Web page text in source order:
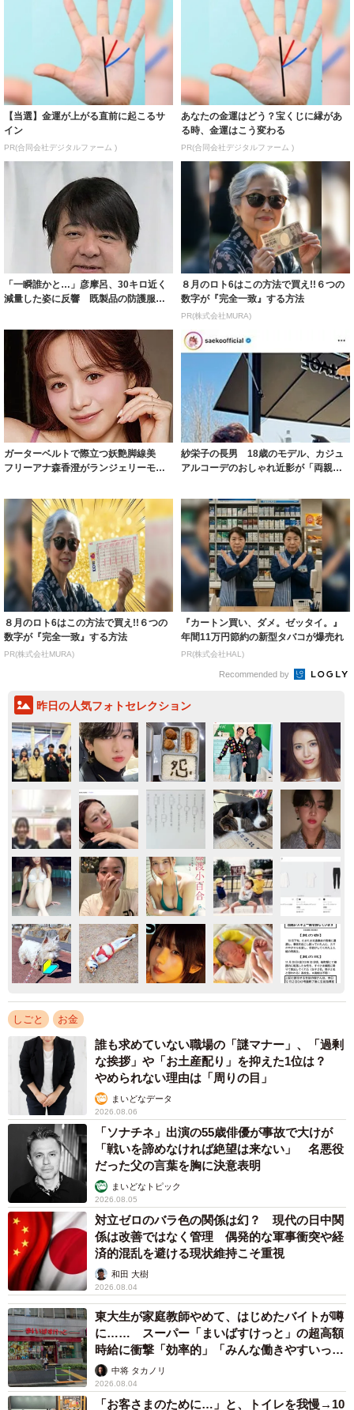
【当選】金運が上がる直前に起こるサ
イン
PR(合同会社デジタルファーム )
あなたの金運はどう？宝くじに縁があ
る時、金運はこう変わる
PR(合同会社デジタルファーム )
「一瞬誰かと…」彦摩呂、30キロ近く
減量した姿に反響 既製品の防護服が
８月のロト6はこの方法で買え!!６つの
数字が『完全一致』する方法
PR(株式会社MURA)
ガーターベルトで際立つ妖艶脚線美
フリーアナ森香澄がランジェリーモデ
紗栄子の長男 18歳のモデル、カジュ
アルコーデのおしゃれ近影が「両親の
８月のロト6はこの方法で買え!!６つの
数字が『完全一致』する方法
PR(株式会社MURA)
『カートン買い、ダメ。ゼッタイ。』
年間11万円節約の新型タバコが爆売れ
PR(株式会社HAL)
Recommended by
昨日の人気フォトセレクション
しごと お金
誰も求めていない職場の「謎マナー」、「過剰
な挨拶」や「お土産配り」を抑えた1位は？
やめられない理由は「周りの目」
まいどなデータ
2026.08.06
「ソナチネ」出演の55歳俳優が事故で大けが
「戦いを諦めなければ絶望は来ない」 名悪役
だった父の言葉を胸に決意表明
まいどなトピック
2026.08.05
対立ゼロのバラ色の関係は幻？ 現代の日中関
係は改善ではなく管理 偶発的な軍事衝突や経
済的混乱を避ける現状維持こそ重視
和田 大樹
2026.08.04
東大生が家庭教師やめて、はじめたバイトが噂
に…… スーパー「まいばすけっと」の超高額
時給に衝撃「効率的」「みんな働きやすいって
言ってる」
中将 タカノリ
2026.08.04
「お客さまのために…」と、トイレを我慢→10